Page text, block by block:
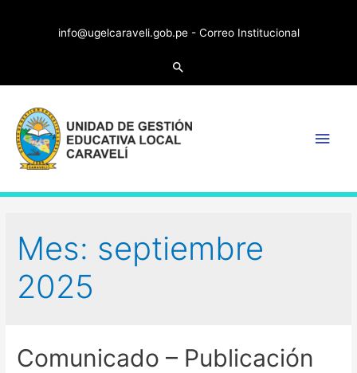
info@ugelcaraveli.gob.pe - Correo Institucional
Search
Main
Mes: septiembre
2025
Comunicado – Publicación